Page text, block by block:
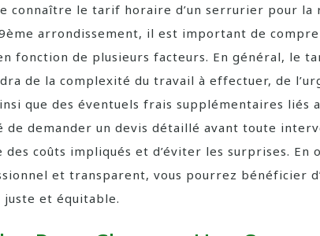
connaître le tarif horaire d’un serrurier pour la
arrondissement, il est important de
fonction de plusieurs facteurs. En général, le
de la complexité du travail à effectuer, de
que des éventuels frais supplémentaires liés
de demander un devis détaillé avant toute
des coûts impliqués et d’éviter les surprises. En
et transparent, vous pourrez bénéficier
et équitable.